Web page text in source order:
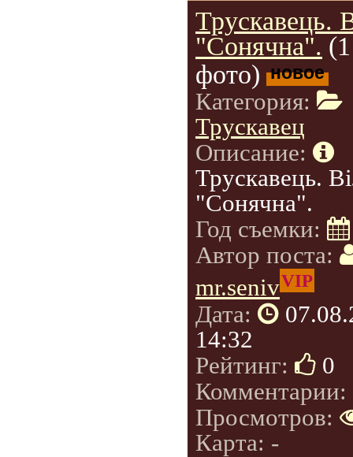
Трускавець.
"Сонячна". (1
фото) новое
Категория:
Трускавец
Описание:
Трускавець.
"Сонячна".
Год съемки:
Автор поста:
mr.senivVIP
Дата:
14:32
Рейтинг:
0
Комментарии:
Просмотров:
Карта: -